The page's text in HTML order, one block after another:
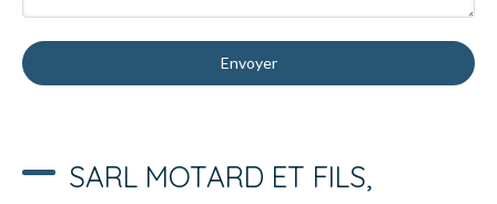
Envoyer
SARL MOTARD ET FILS,